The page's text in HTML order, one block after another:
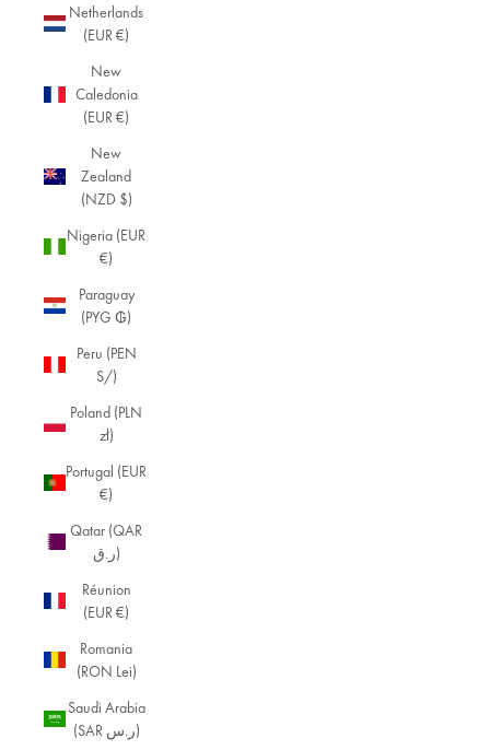
Netherlands
(EUR €)
New
Caledonia
(EUR €)
New
Zealand
(NZD $)
Nigeria (EUR
€)
Paraguay
(PYG ₲)
Peru (PEN
S/)
Poland (PLN
zł)
Portugal (EUR
€)
Qatar (QAR
ر.ق)
Réunion
(EUR €)
Romania
(RON Lei)
Saudi Arabia
(SAR ر.س)